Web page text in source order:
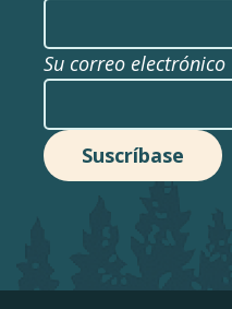
Su correo electrónico